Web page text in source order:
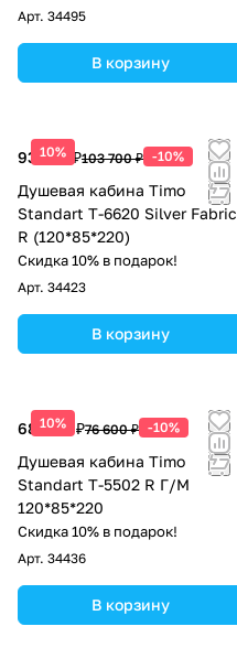
Арт. 34495
В корзину
10%
93 330 ₽103 700 ₽ -10%
Душевая кабина Timo
Standart T-6620 Silver Fabric
R (120*85*220)
Скидка 10% в подарок!
Арт. 34423
В корзину
10%
68 940 ₽76 600 ₽ -10%
Душевая кабина Timo
Standart Т-5502 R Г/М
120*85*220
Скидка 10% в подарок!
Арт. 34436
В корзину